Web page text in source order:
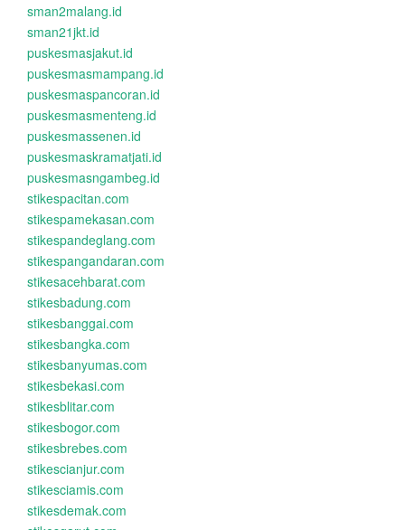
sman2malang.id
sman21jkt.id
puskesmasjakut.id
puskesmasmampang.id
puskesmaspancoran.id
puskesmasmenteng.id
puskesmassenen.id
puskesmaskramatjati.id
puskesmasngambeg.id
stikespacitan.com
stikespamekasan.com
stikespandeglang.com
stikespangandaran.com
stikesacehbarat.com
stikesbadung.com
stikesbanggai.com
stikesbangka.com
stikesbanyumas.com
stikesbekasi.com
stikesblitar.com
stikesbogor.com
stikesbrebes.com
stikescianjur.com
stikesciamis.com
stikesdemak.com